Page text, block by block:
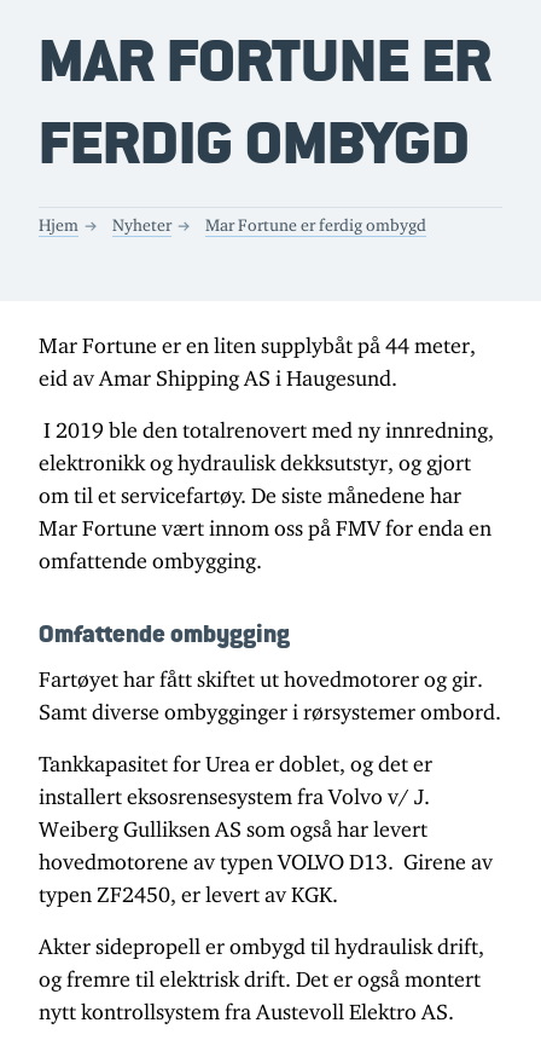
MAR FORTUNE ER
FERDIG OMBYGD
Hjem Nyheter Mar Fortune er ferdig ombygd
Mar Fortune er en liten supplybåt på 44 meter,
eid av Amar Shipping AS i Haugesund.
I 2019 ble den totalrenovert med ny innredning,
elektronikk og hydraulisk dekksutstyr, og gjort
om til et servicefartøy. De siste månedene har
Mar Fortune vært innom oss på FMV for enda en
omfattende ombygging.
Omfattende ombygging
Fartøyet har fått skiftet ut hovedmotorer og gir.
Samt diverse ombygginger i rørsystemer ombord.
Tankkapasitet for Urea er doblet, og det er
installert eksosrensesystem fra Volvo v/ J.
Weiberg Gulliksen AS som også har levert
hovedmotorene av typen VOLVO D13. Girene av
typen ZF2450, er levert av KGK.
Akter sidepropell er ombygd til hydraulisk drift,
og fremre til elektrisk drift. Det er også montert
nytt kontrollsystem fra Austevoll Elektro AS.